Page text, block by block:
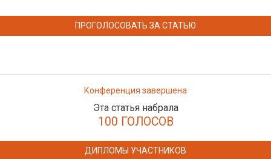
ПРОГОЛОСОВАТЬ ЗА СТАТЬЮ
Конференция завершена
Эта статья набрала
100 ГОЛОСОВ
ДИПЛОМЫ УЧАСТНИКОВ